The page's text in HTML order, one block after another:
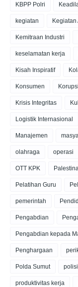
KBPP Polri
kegiatan Kegiatan
Kemitraan Industri
keselamatan kerja
Kisah Inspiratif
Konsumen
Krisis Integritas
Logistik Internasional
Manajemen
olahraga operasi
OTT KPK Palestina
Pelatihan Guru
pemerintah
Pengabdian
Pengabdian kepada
Penghargaan
Polda Sumut polisi
produktivitas kerja